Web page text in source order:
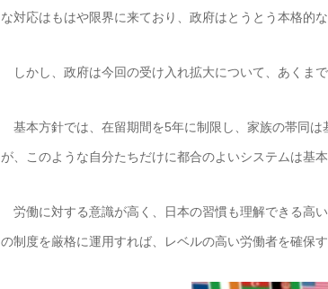
な対応はもはや限界に来ており、政府はとうとう本格的
しかし、政府は今回の受け入れ拡大について、あくま
基本方針では、在留期間を5年に制限し、家族の帯同
が、このような自分たちだけに都合のよいシステムは基
労働に対する意識が高く、日本の習慣も理解できる高
の制度を厳格に運用すれば、レベルの高い労働者を確保